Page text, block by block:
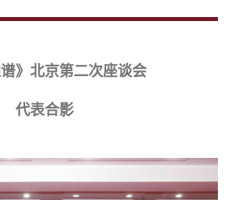
谱》北京第二次座谈会
代表合影